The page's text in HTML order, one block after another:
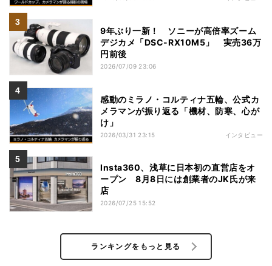
9年ぶり一新！ ソニーが高倍率ズーム
デジカメ「DSC-RX10M5」 実売36万
円前後
2026/07/09 23:06
感動のミラノ・コルティナ五輪、公式カ
メラマンが振り返る「機材、防寒、心が
け」
2026/03/31 23:15 インタビュー
Insta360、浅草に日本初の直営店をオ
ープン 8月8日には創業者のJK氏が来
店
2026/07/25 15:52
ランキングをもっと見る